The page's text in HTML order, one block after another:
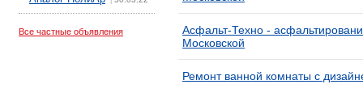
Все частные объявления
Асфальт-Техно -
Московской
Ремонт ванной комнаты с